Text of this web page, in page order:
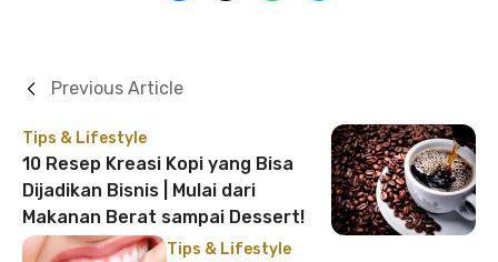
Tips & Lifestyle
10 Resep Kreasi Kopi yang Bisa
Dijadikan Bisnis | Mulai dari
Makanan Berat sampai Dessert!
Previous Article
Tips & Lifestyle